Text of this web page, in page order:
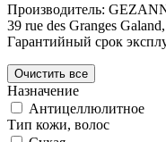
Производитель:
39 rue des Granges
Гарантийный срок
Назначение
Антицеллюлитное
Тип кожи, волос